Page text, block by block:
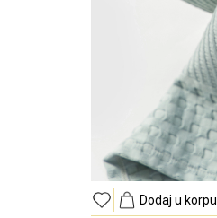
Dodaj u korpu